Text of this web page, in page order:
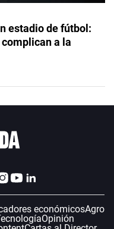
estadio de fútbol:
a la
económicosAgro
Opinión